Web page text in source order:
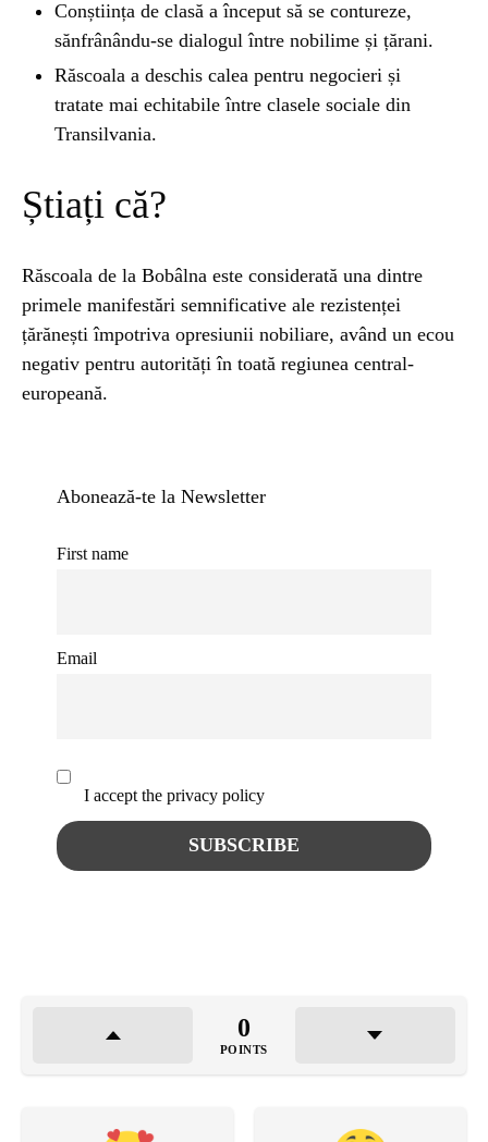
Conștiința de clasă a început să se contureze,
sănfrânându-se dialogul între nobilime și țărani.
Răscoala a deschis calea pentru negocieri și
tratate mai echitabile între clasele sociale din
Transilvania.
Știați că?
Răscoala de la Bobâlna este considerată una dintre
primele manifestări semnificative ale rezistenței
țărănești împotriva opresiunii nobiliare, având un ecou
negativ pentru autorități în toată regiunea central-
europeană.
Abonează-te la Newsletter
First name
Email
I accept the privacy policy
0
POINTS